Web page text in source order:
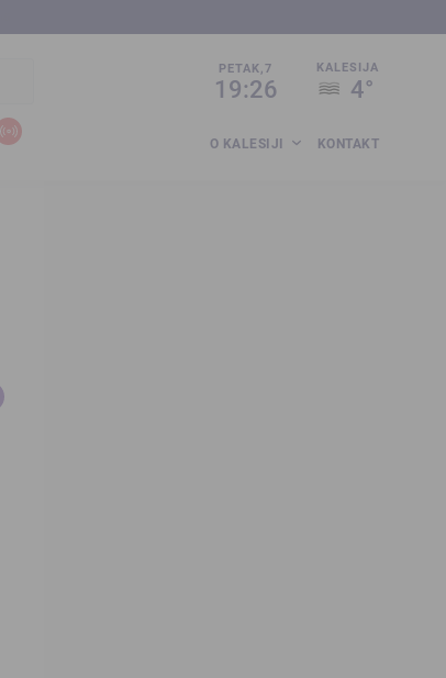
PETAK,7
19:26
KALESIJA
4°
O KALESIJI KONTAKT